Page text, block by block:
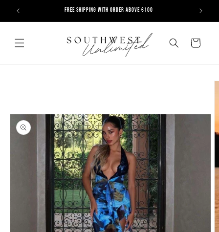
naar de
content
FREE SHIPPING WITH ORDER ABOVE €100
Search
Winkelwagen